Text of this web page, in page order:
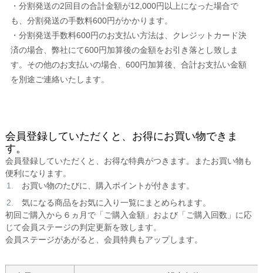
・分割発送の2回目の合計金額が12,000円以上になった場合で
も、分割発送の手数料600円がかかります。
・分割発送手数料600円のお支払い方法は、クレジットカード決
済の場合、弊社にて600円加算後の金額をお引き落とし致しま
す。その他のお支払いの場合、600円加算後、合計お支払い金額
を別途ご連絡いたします。
会員登録していただくと、お得にお買い物できま
す。
会員登録していただくと、お得な特典がつきます。またお買い物も
便利になります。
お買い物のたびに、購入ポイントが付きます。
気になる商品をお気に入り一覧にまとめられます。
初回ご購入から６ヵ月で「ご購入金額」および「ご購入回数」に応
じて会員ステージの判定更新を致します。
会員ステージがあがると、会員特典もアップします。